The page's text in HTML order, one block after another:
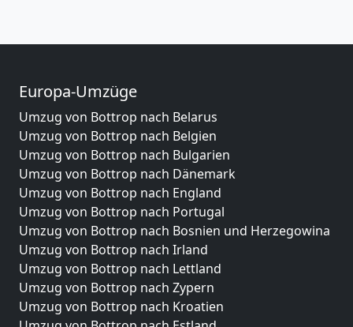
Europa-Umzüge
Umzug von Bottrop nach Belarus
Umzug von Bottrop nach Belgien
Umzug von Bottrop nach Bulgarien
Umzug von Bottrop nach Dänemark
Umzug von Bottrop nach England
Umzug von Bottrop nach Portugal
Umzug von Bottrop nach Bosnien und Herzegowina
Umzug von Bottrop nach Irland
Umzug von Bottrop nach Lettland
Umzug von Bottrop nach Zypern
Umzug von Bottrop nach Kroatien